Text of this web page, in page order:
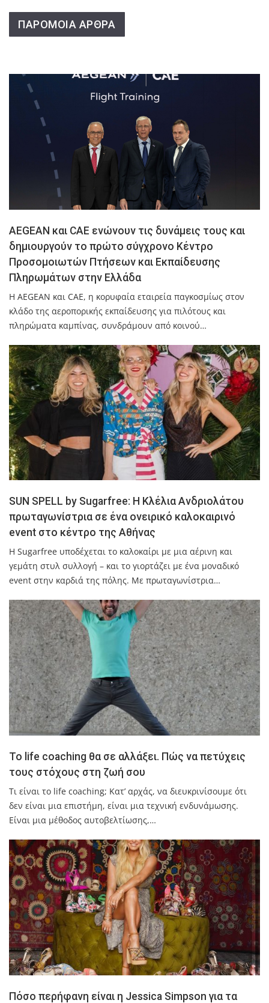
ΠΑΡΟΜΟΙΑ ΑΡΘΡΑ
AEGEAN και CAE ενώνουν τις δυνάμεις τους και
δημιουργούν το πρώτο σύγχρονο Κέντρο
Προσομοιωτών Πτήσεων και Εκπαίδευσης
Πληρωμάτων στην Ελλάδα
Η AEGEAN και CAE, η κορυφαία εταιρεία παγκοσμίως στον
κλάδο της αεροπορικής εκπαίδευσης για πιλότους και
πληρώματα καμπίνας, συνδράμουν από κοινού…
SUN SPELL by Sugarfree: Η Κλέλια Ανδριολάτου
πρωταγωνίστρια σε ένα ονειρικό καλοκαιρινό
event στο κέντρο της Αθήνας
Η Sugarfree υποδέχεται το καλοκαίρι με μια αέρινη και
γεμάτη στυλ συλλογή – και το γιορτάζει με ένα μοναδικό
event στην καρδιά της πόλης. Με πρωταγωνίστρια…
Το life coaching θα σε αλλάξει. Πώς να πετύχεις
τους στόχους στη ζωή σου
Τι είναι το life coaching; Κατ’ αρχάς, να διευκρινίσουµε ότι
δεν είναι µια επιστήµη, είναι µια τεχνική ενδυνάµωσης.
Είναι µια µέθοδος αυτοβελτίωσης,…
Πόσο περήφανη είναι η Jessica Simpson για τα